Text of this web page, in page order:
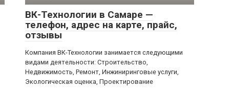
ВК-Технологии в Самаре —
телефон, адрес на карте, прайс,
отзывы
Компания ВК-Технологии занимается следующими
видами деятельности: Строительство,
Недвижимость, Ремонт, Инжиниринговые услуги,
Экологическая оценка, Проектирование